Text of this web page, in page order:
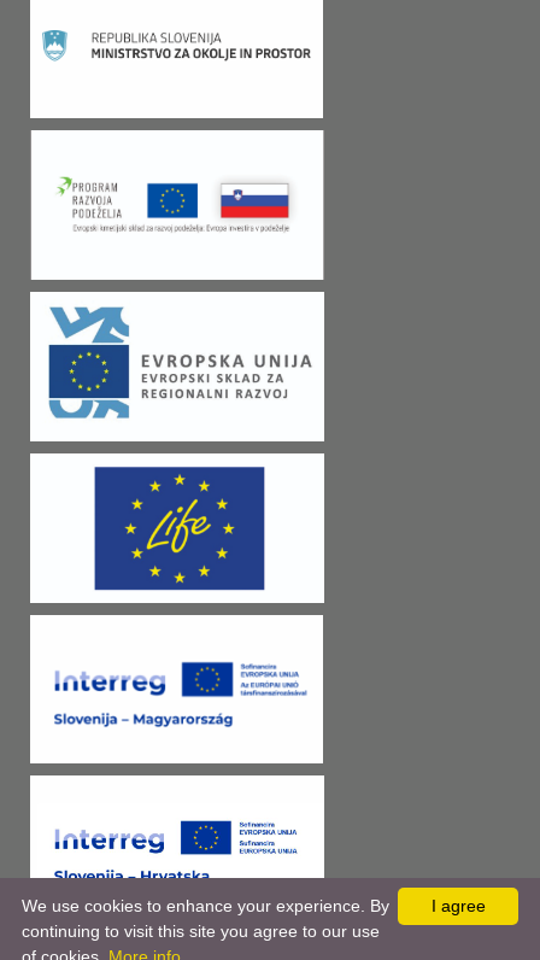
I agree
We use cookies to enhance your experience. By
continuing to visit this site you agree to our use